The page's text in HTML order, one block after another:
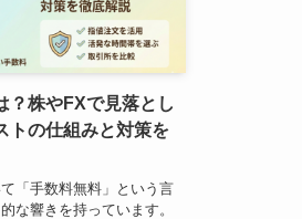
？株やFXで見落とし
トの仕組みと対策を
「手数料無料」という言
な響きを持っています。